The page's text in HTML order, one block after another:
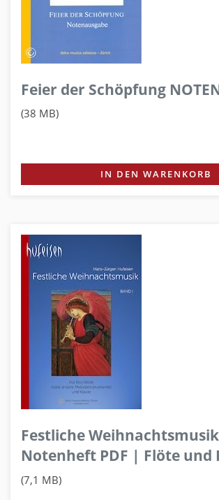
Feier der Schöpfung
(38 MB)
IN DEN WARENKORB
Festliche Weihnachtsmusik
Notenheft PDF | Flöte und
(7,1 MB)